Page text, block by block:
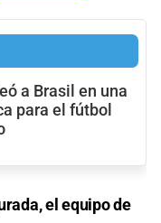
a Brasil en una
para el fútbol
el equipo de